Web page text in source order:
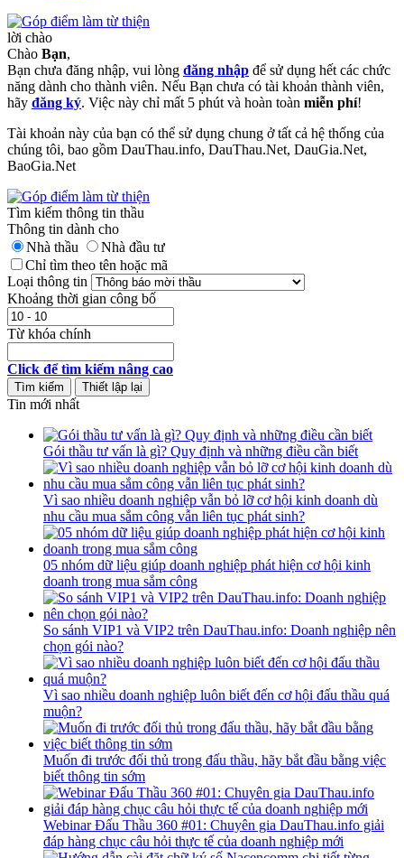
lời chào
Chào Bạn,
Bạn chưa đăng nhập, vui lòng đăng nhập để sử dụng hết các chức
năng dành cho thành viên. Nếu Bạn chưa có tài khoản thành viên,
hãy đăng ký. Việc này chỉ mất 5 phút và hoàn toàn miễn phí!
Tài khoản này của bạn có thể sử dụng chung ở tất cả hệ thống của
chúng tôi, bao gồm DauThau.info, DauThau.Net, DauGia.Net,
BaoGia.Net
Tìm kiếm thông tin thầu
Thông tin dành cho
Nhà thầu
Nhà đầu tư
Chỉ tìm theo tên hoặc mã
Loại thông tin
Khoảng thời gian công bố
Từ khóa chính
Click để tìm kiếm nâng cao
Tin mới nhất
Gói thầu tư vấn là gì? Quy định và những điều cần biết
Vì sao nhiều doanh nghiệp vẫn bỏ lỡ cơ hội kinh doanh dù
nhu cầu mua sắm công vẫn liên tục phát sinh?
05 nhóm dữ liệu giúp doanh nghiệp phát hiện cơ hội kinh
doanh trong mua sắm công
So sánh VIP1 và VIP2 trên DauThau.info: Doanh nghiệp nên
chọn gói nào?
Vì sao nhiều doanh nghiệp luôn biết đến cơ hội đấu thầu quá
muộn?
Muốn đi trước đối thủ trong đấu thầu, hãy bắt đầu bằng việc
biết thông tin sớm
Webinar Đấu Thầu 360 #01: Chuyên gia DauThau.info giải
đáp hàng chục câu hỏi thực tế của doanh nghiệp mới